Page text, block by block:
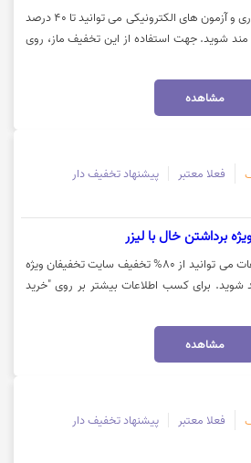
برای خرید آموزش آنلاین کنکوری و آزمون های الکترونیکی می توانید تا 40 درصد
شوید. جهت استفاده از این تخفیف ماز، روی
مشاهده
فعلا معتبر پیشنهاد تخفیف دار
شما از طریق سایت تخفیف هات می توانید از 80% تخفیف سایت تخفیفان ویژه
شوید. برای کسب اطلاعات بیشتر بر روی "خرید
مشاهده
فعلا معتبر پیشنهاد تخفیف دار